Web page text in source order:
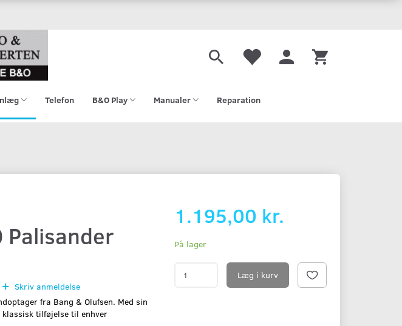
Telefon B&O Play Manualer Reparation
Skriv anmeldelse
fra Bang & Olufsen. Med sin
klassisk tilføjelse til enhver
1.195,00 kr.
På lager
Læg i kurv